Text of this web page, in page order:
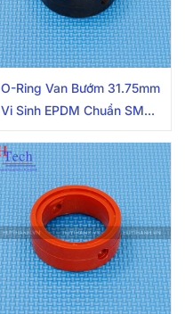
O-Ring Van Bướm 31.75mm
Vi Sinh EPDM Chuẩn SMS